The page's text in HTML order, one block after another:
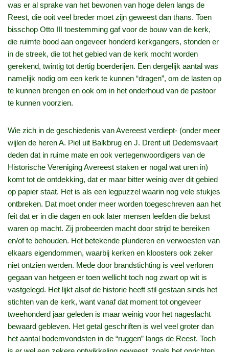
was er al sprake van het bewonen van hoge delen langs de
Reest, die ooit veel breder moet zijn geweest dan thans. Toen
bisschop Otto III toestemming gaf voor de bouw van de kerk,
die ruimte bood aan ongeveer honderd kerkgangers, stonden er
in de streek, die tot het gebied van de kerk mocht worden
gerekend, twintig tot dertig boerderijen. Een dergelijk aantal was
namelijk nodig om een kerk te kunnen “dragen”, om de lasten op
te kunnen brengen en ook om in het onderhoud van de pastoor
te kunnen voorzien.
Wie zich in de geschiedenis van Avereest verdiept- (onder meer
wijlen de heren A. Piel uit Balkbrug en J. Drent uit Dedemsvaart
deden dat in ruime mate en ook vertegenwoordigers van de
Historische Vereniging Avereest staken er nogal wat uren in)
komt tot de ontdekking, dat er maar bitter weinig over dit gebied
op papier staat. Het is als een legpuzzel waarin nog vele stukjes
ontbreken. Dat moet onder meer worden toegeschreven aan het
feit dat er in die dagen en ook later mensen leefden die belust
waren op macht. Zij probeerden macht door strijd te bereiken
en/of te behouden. Het betekende plunderen en verwoesten van
elkaars eigendommen, waarbij kerken en kloosters ook zeker
niet ontzien werden. Mede door brandstichting is veel verloren
gegaan van hetgeen er toen wellicht toch nog zwart op wit is
vastgelegd. Het lijkt alsof de historie heeft stil gestaan sinds het
stichten van de kerk, want vanaf dat moment tot ongeveer
tweehonderd jaar geleden is maar weinig voor het nageslacht
bewaard gebleven. Het getal geschriften is wel veel groter dan
het aantal bodemvondsten in de “ruggen” langs de Reest. Toch